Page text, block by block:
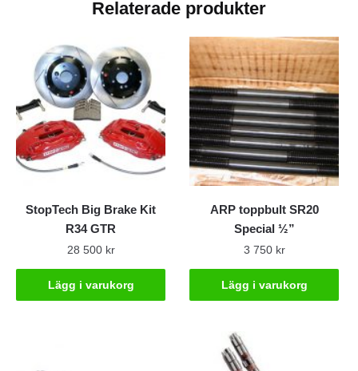
Relaterade produkter
StopTech Big Brake Kit
R34 GTR
28 500 kr
Lägg i varukorg
ARP toppbult SR20
Special ½”
3 750 kr
Lägg i varukorg